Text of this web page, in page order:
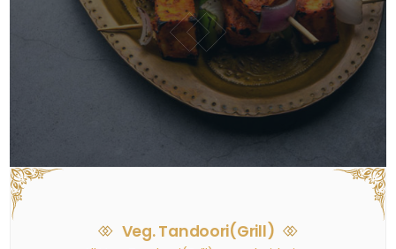
Veg. Tandoori(Grill)